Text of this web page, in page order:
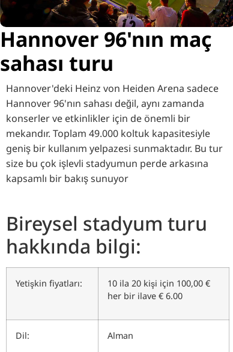
Hannover 96'nın maç
sahası turu
Hannover'deki Heinz von Heiden Arena sadece
Hannover 96'nın sahası değil, aynı zamanda
konserler ve etkinlikler için de önemli bir
mekandır. Toplam 49.000 koltuk kapasitesiyle
geniş bir kullanım yelpazesi sunmaktadır. Bu tur
size bu çok işlevli stadyumun perde arkasına
kapsamlı bir bakış sunuyor
Bireysel stadyum turu
hakkında bilgi:
Yetişkin fiyatları:
10 ila 20 kişi için 100,00 €
her bir ilave € 6.00
Dil: Alman